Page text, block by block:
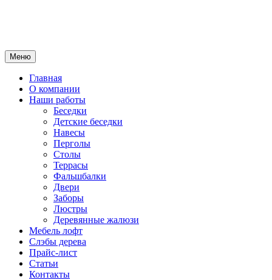
Меню
Главная
О компании
Наши работы
Беседки
Детские беседки
Навесы
Перголы
Столы
Террасы
Фальшбалки
Двери
Заборы
Люстры
Деревянные жалюзи
Мебель лофт
Слэбы дерева
Прайс-лист
Статьи
Контакты